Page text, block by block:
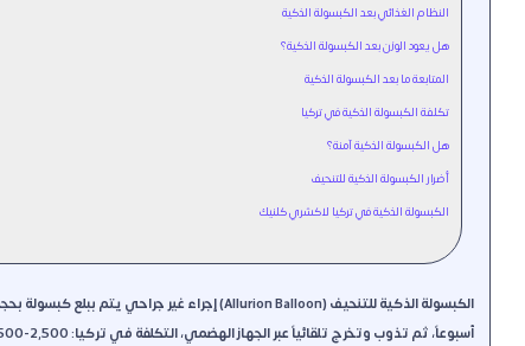
النظام الغذائي بعد الكبسولة الذكية
هل يعود الوزن بعد الكبسولة الذكية؟
المتابعة ما بعد الكبسولة الذكية
تكلفة الكبسولة الذكية في تركيا
هل الكبسولة الذكية آمنة؟
أضرار الكبسولة الذكية للتنحيف
الكبسولة الذكية في تركيا لاكشري كلنيك
أسبوعاً، ثم تذوب وتخرج تلقائياً عبر الجهاز الهضمي، التكلفة في تركيا: 2,500-3,500 دولار شامل، مقابل 6,000-8,000$ في الخليج العربي.